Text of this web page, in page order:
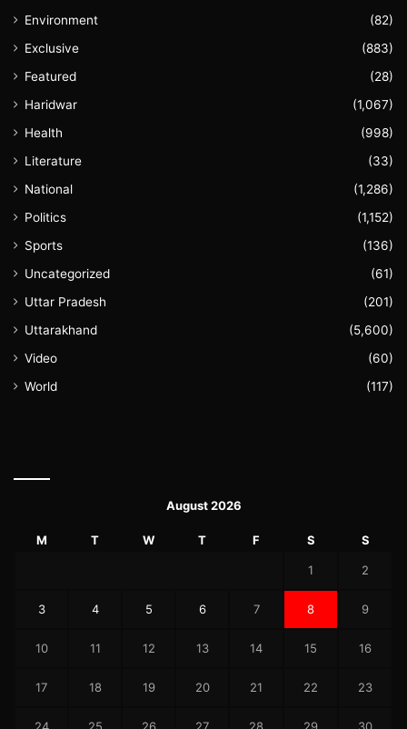
Environment
(82)
Exclusive
(883)
Featured
(28)
Haridwar
(1,067)
Health
(998)
Literature
(33)
National
(1,286)
Politics
(1,152)
Sports
(136)
Uncategorized
(61)
Uttar Pradesh
(201)
Uttarakhand
(5,600)
Video
(60)
World
(117)
August 2026
M T W T F S S
1 2
3 4 5 6 7 8 9
10 11 12 13 14 15 16
17 18 19 20 21 22 23
24 25 26 27 28 29 30